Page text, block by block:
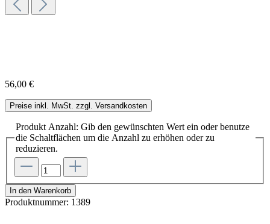
56,00 €
Preise inkl. MwSt. zzgl. Versandkosten
Produkt Anzahl: Gib den gewünschten Wert ein oder benutze
die Schaltflächen um die Anzahl zu erhöhen oder zu
reduzieren.
In den Warenkorb
Produktnummer: 1389